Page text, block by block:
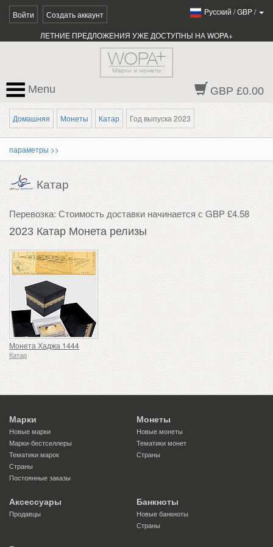
Войти Создать аккаунт Pусский /GBP/
ЛЕТНИЕ ПРЕДЛОЖЕНИЯ УЖЕ ДОСТУПНЫ НА WOPA+
GBP £0.00
Menu
Домашняя Монеты Катар Год выпуска 2023
параметры >>
Катар
Перевозка: Стоимость доставки начинается с GBP £4.58
2023 Катар Монета релизы
Монета Хаджа 1444
Катар
Марки
Новые марки
Марки-бестселлеры
Тематики марок
Страны
Постоянные заказы
Монеты
Новые монеты
Тематики монет
Страны
Аксессуары
Продавцы
Банкноты
Новые банкноты
Страны